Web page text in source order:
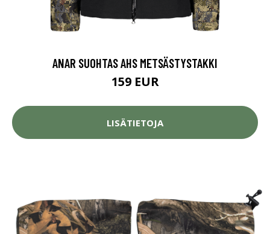
ANAR SUOHTAS AHS METSÄSTYSTAKKI
159 EUR
LISÄTIETOJA